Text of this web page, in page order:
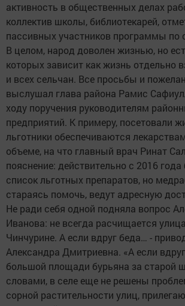
активность в общественных делах
коллектив школы, библиотекарей,
пассивных участников программы
В целом, народ доволен жизнью, но
которых зависит как жизнь отдельно
и всех сельчан. Все просьбы и
выслушал глава района Рамис
ходу поручения руководителям
предприятий. К примеру, посетовали
льготники обеспечиваются
объеме, на что главный врач Ринат
пояснение: действительно с 2016
список льготных препаратов, но
стараясь помочь, ведут адресную
Не ради себя одной подняла вопрос
Иванова: не всегда расчищается
Чинчурине. А если вдруг беда… -
Александра Дмитриевна. «А если
большой площади бурьяна за старой
словами, в селе еще не решены
сорной растительности улиц,